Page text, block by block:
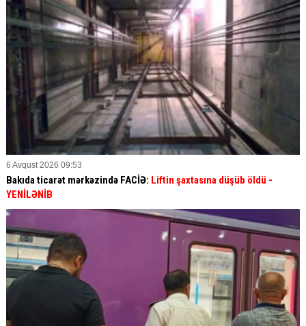
6 Avqust 2026 09:53
Bakıda ticarət mərkəzində FACİƏ: Liftin şaxtasına düşüb öldü -
YENİLƏNİB